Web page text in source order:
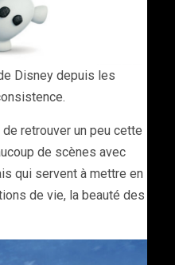
Disney depuis les
retrouver un peu cette
de scènes avec
qui servent à mettre en
de vie, la beauté des